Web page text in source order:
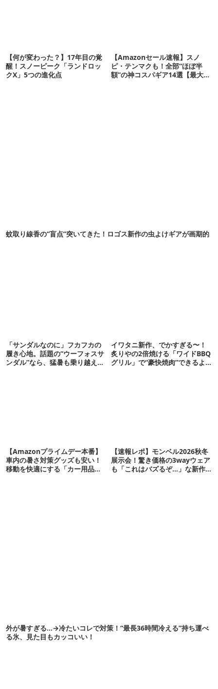
【何が変わった？】17年目の覚
醒！スノーピーク「ランドロッ
クX」5つの進化点
【Amazonセール速報】スノ
ピ・テンマクも！全部“ほぼ半
額”の神コスパギア14選【最大
蚊取り線香の“盲点”突いてきた！ロゴス新作の虫よけギアが画期的
「サンダルなのに」フカフカの
履き心地。話題の“ウーフォスサ
ンダル”なら、猛暑も乗り越えら
イワタニ新作、でかすぎる〜！
炙りやの2倍焼ける「ワイドBBQ
グリル」で“豪快焼肉”できるよ
【Amazonプライムデー本番】
車内の暑さ対策グッズも安い！
移動を快適にする「カー用品」
【速報レポ】モンベル2026秋冬
展示会！驚き価格の3wayウェア
も「これはバズるぞ…」な新作
外が暑すぎる…→冷たいコレで対策！“最長36時間冷える”持ち運べ
る氷、見た目もカッコいい！